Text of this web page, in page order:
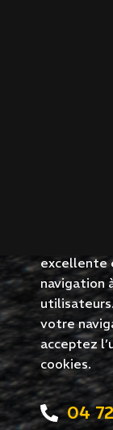
Copyright
CDK
excellente
navigation
votre
acceptez
cookies.
04